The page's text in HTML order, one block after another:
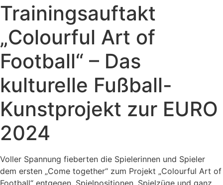
Trainingsauftakt
„Colourful Art of
Football“ – Das
kulturelle Fußball-
Kunstprojekt zur EURO
2024
Voller Spannung fieberten die Spielerinnen und Spieler
dem ersten „Come together“ zum Projekt „Colourful Art of
Football“ entgegen. Spielpositionen, Spielzüge und ganz